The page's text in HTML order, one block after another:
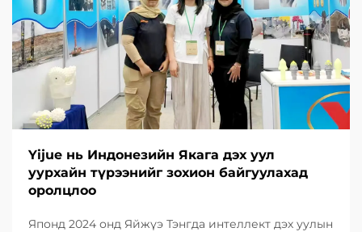
Yijue нь Индонезийн Якага дэх уул
уурхайн түрээнийг зохион байгуулахад
оролцлоо
Японд 2024 онд Яйжүэ Тэнгда интеллект дэх уулын